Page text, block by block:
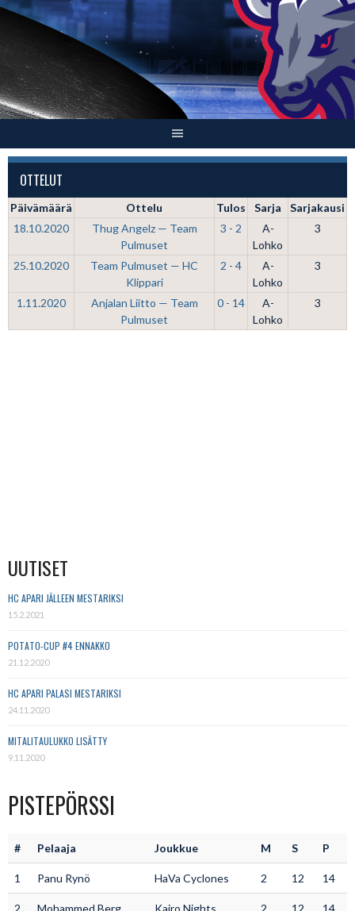
Skip
content
OTTELUT
Päivämäärä Ottelu Tulos Sarja
Sarjakausi
18.10.2020
Thug Angelz — Team
Pulmuset
3 - 2
A-
Lohko
3
25.10.2020
Team Pulmuset — HC
Klippari
2 - 4
A-
Lohko
3
1.11.2020
Anjalan Liitto — Team
Pulmuset
0 - 14
A-
Lohko
3
UUTISET
HC APARI JÄLLEEN MESTARIKSI
15.2.2021
POTATO-CUP #4 ENNAKKO
21.12.2020
HC APARI PALASI MESTARIKSI
24.11.2020
MITALITAULUKKO LISÄTTY
9.11.2020
PISTEPÖRSSI
# Pelaaja Joukkue M S P
1 Panu Rynö HaVa Cyclones 2 12 14
2 Mohammed Berg Kairo Nights 2 12 14